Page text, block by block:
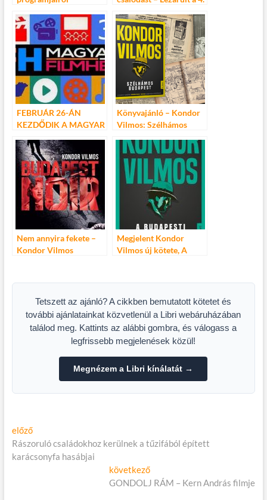
FEBRUÁR 26-ÁN
KEZDŐDIK A MAGYAR
Könyvajánló – Kondor
Vilmos: Szélhámos
Nem annyira fekete –
Kondor Vilmos
Megjelent Kondor
Vilmos új kötete, A
Budapest!
Tetszett az ajánló? A cikkben bemutatott kötetet és
további ajánlatainkat közvetlenül a Libri webáruházában
találod meg. Kattints az alábbi gombra, és válogass a
legfrissebb megjelenések közül!
Megnézem a Libri kínálatát →
Bejegyzés
navigáció
előzőElőző
cikk:
Rászoruló családokhoz kerülnek a tűzifából épített
karácsonyfa hasábjai
következőKövetkező
cikk:
GONDOLJ RÁM – Kern András filmje